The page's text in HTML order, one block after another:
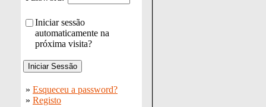
Iniciar sessão
automaticamente na
próxima visita?
» Esqueceu a password?
» Registo